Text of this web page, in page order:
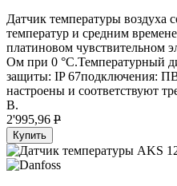
Датчик температуры воздуха
температур и средним
платиновом чувствительном
Ом при 0 °C.Температурный
защиты: IP 67подключения:
настроены и соответствуют
B.
2'995,96 P
Купить